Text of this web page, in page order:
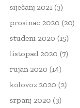
siječanj 2021 (3)
prosinac 2020 (20)
studeni 2020 (15)
listopad 2020 (7)
rujan 2020 (14)
kolovoz 2020 (2)
srpanj 2020 (3)